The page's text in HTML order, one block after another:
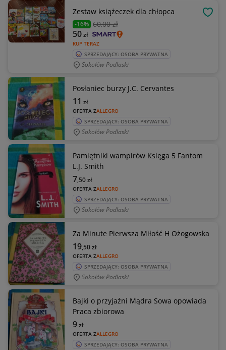
Zestaw książeczek dla chłopca
-16% 60,00 zł
KUP TERAZ
50zł
SPRZEDAJĄCY: OSOBA PRYWATNA
Sokołów Podlaski
Posłaniec burzy J.C. Cervantes
OFERTA ZALLEGRO
11 zł
SPRZEDAJĄCY: OSOBA PRYWATNA
Sokołów Podlaski
Pamiętniki wampirów Księga 5 Fantom
L.J. Smith
OFERTA ZALLEGRO
7,50zł
SPRZEDAJĄCY: OSOBA PRYWATNA
Sokołów Podlaski
Za Minute Pierwsza Miłość H Ożogowska
OFERTA ZALLEGRO
19,50zł
SPRZEDAJĄCY: OSOBA PRYWATNA
Sokołów Podlaski
Bajki o przyjaźni Mądra Sowa opowiada
Praca zbiorowa
OFERTA ZALLEGRO
9zł
SPRZEDAJĄCY: OSOBA PRYWATNA